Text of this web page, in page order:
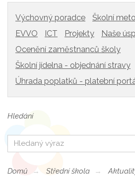
Výchovný poradce
Školní
EVVO
ICT Projekty
Naše
Ocenění zaměstnanců školy
Školní jídelna - objednání stravy
Úhrada poplatků - platební
Hledání
Domů Střední škola